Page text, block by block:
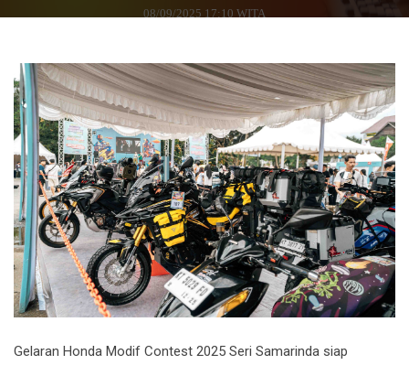
08/09/2025 17:10 WITA
Gelaran Honda Modif Contest 2025 Seri Samarinda siap